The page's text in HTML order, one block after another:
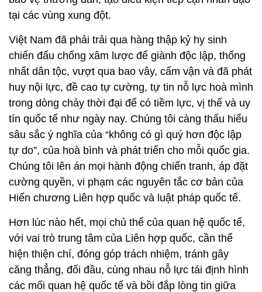
tại các vùng xung đột.
Việt Nam đã phải trải qua hàng thập kỷ hy sinh
chiến đấu chống xâm lược để giành độc lập, thống
nhất dân tộc, vượt qua bao vây, cấm vận và đã phát
huy nội lực, đề cao tự cường, tự tin nỗ lực hoà mình
trong dòng chảy thời đại để có tiềm lực, vị thế và uy
tín quốc tế như ngày nay. Chúng tôi càng thấu hiểu
sâu sắc ý nghĩa của “không có gì quý hơn độc lập
tự do”, của hoà bình và phát triển cho mỗi quốc gia.
Chúng tôi lên án mọi hành động chiến tranh, áp đặt
cường quyền, vi phạm các nguyên tắc cơ bản của
Hiến chương Liên hợp quốc và luật pháp quốc tế.
Hơn lúc nào hết, mọi chủ thể của quan hệ quốc tế,
với vai trò trung tâm của Liên hợp quốc, cần thể
hiện thiện chí, đóng góp trách nhiệm, tránh gây
căng thẳng, đối đầu, cùng nhau nỗ lực tái định hình
các mối quan hệ quốc tế và bồi đắp lòng tin giữa